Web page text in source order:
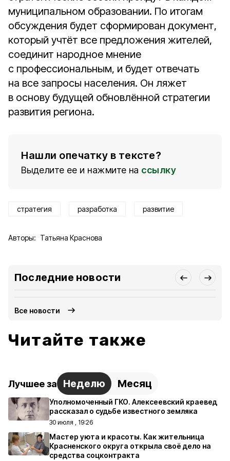
муниципальном образовании. По итогам
обсуждения будет сформирован документ,
который учтёт все предложения жителей,
соединит народное мнение
с профессиональным, и будет отвечать
на все запросы населения. Он ляжет
в основу будущей обновлённой стратегии
развития региона.
Нашли опечатку в тексте?
Выделите ее и нажмите на ссылку
стратегия разработка развитие
Авторы: Татьяна Краснова
Последние новости
Все новости
Читайте также
Лучшее за Неделю Месяц
Уполномоченный ГКО. Алексеевский краевед
рассказал о судьбе известного земляка
30 июля , 19:26
Мастер уюта и красоты. Как жительница
Красненского округа открыла своё дело на
средства соцконтракта